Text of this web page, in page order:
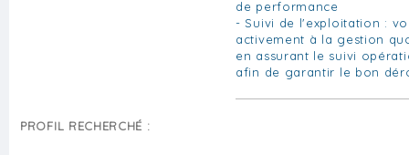
de performance
- Suivi de l'exploitation :
activement à la gestion
en assurant le suivi
afin de garantir le bon
PROFIL RECHERCHÉ :